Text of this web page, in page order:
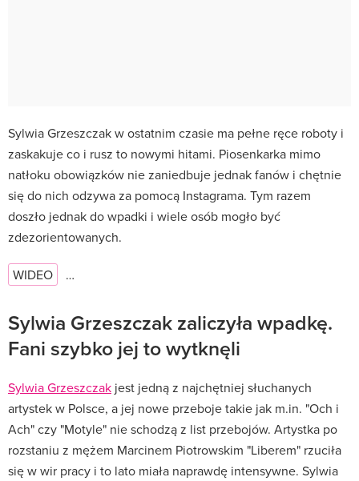
Sylwia Grzeszczak w ostatnim czasie ma pełne ręce roboty i
zaskakuje co i rusz to nowymi hitami. Piosenkarka mimo
natłoku obowiązków nie zaniedbuje jednak fanów i chętnie
się do nich odzywa za pomocą Instagrama. Tym razem
doszło jednak do wpadki i wiele osób mogło być
zdezorientowanych.
WIDEO …
Sylwia Grzeszczak zaliczyła wpadkę.
Fani szybko jej to wytknęli
Sylwia Grzeszczak jest jedną z najchętniej słuchanych
artystek w Polsce, a jej nowe przeboje takie jak m.in. "Och i
Ach" czy "Motyle" nie schodzą z list przebojów. Artystka po
rozstaniu z mężem Marcinem Piotrowskim "Liberem" rzuciła
się w wir pracy i to lato miała naprawdę intensywne. Sylwia